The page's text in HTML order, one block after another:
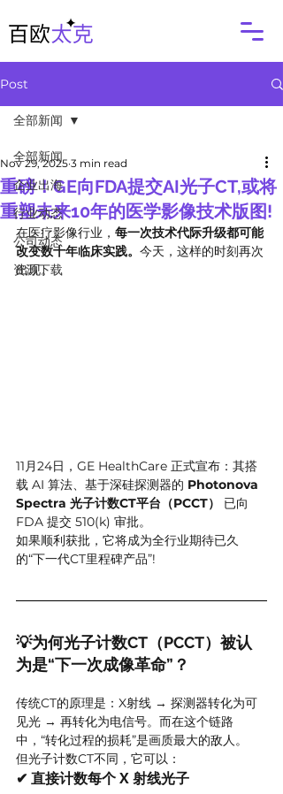
Post
全部新闻
企业出海
行业动态
公司动态
资源下载
全部新闻
重磅！GE向FDA提交AI光子CT,或将
重塑未来10年的医学影像技术版图!
Nov 29, 2025 3 min read
在医疗影像行业， 每一次技术代际升级都可能
改变数十年临床实践。 今天，这样的时刻再次
出现。
11月24日，GE HealthCare 正式宣布：其搭
载 AI 算法、基于深硅探测器的 Photonova
Spectra 光子计数CT平台（PCCT）
已向
FDA 提交 510(k) 审批。
如果顺利获批，它将成为全行业期待已久
的“下一代CT里程碑产品”!
💡为何光子计数CT（PCCT）被认
为是“下一次成像革命”？
传统CT的原理是：X射线 → 探测器转化为可
见光 → 再转化为电信号。而在这个链路
中，“转化过程的损耗”是画质最大的敌人。
但光子计数CT不同，它可以：
✔ 直接计数每个 X 射线光子